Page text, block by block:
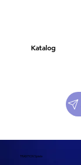
TRADITION Spiele
Katalog